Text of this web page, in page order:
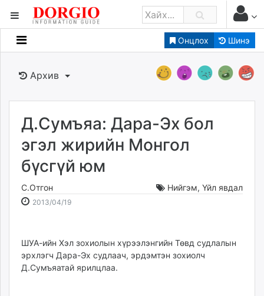
Онцлох Шинэ
Мэдээллийн
Банк санхүү
Бизнес ААН
Төрийн
Нийслэлийн
dorgio.mn
Gogo.mn
caak.mn
Baabar.mn
tovch.mn
ikon.mn
Архив
Д.Сумъяа: Дара-Эх бол
эгэл жирийн Монгол
бүсгүй юм
С.Отгон Нийгэм, Үйл явдал
2013/04/192013-
16:14:47
2026-
11:39:08
ШУА-ийн Хэл зохиолын хүрээлэнгийн Төвд судлалын
эрхлэгч Дара-Эх судлаач, эрдэмтэн зохиолч
Д.Сумъяатай ярилцлаа.